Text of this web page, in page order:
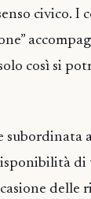
civico.
così si
delle